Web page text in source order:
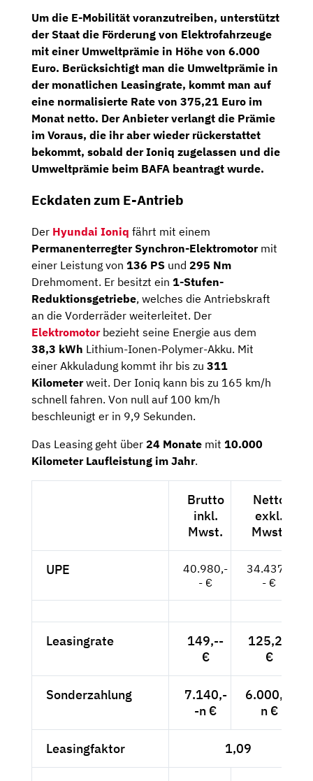
Um die E-Mobilität voranzutreiben, unterstützt
der Staat die Förderung von Elektrofahrzeuge
mit einer Umweltprämie in Höhe von 6.000
Euro. Berücksichtigt man die Umweltprämie in
der monatlichen Leasingrate, kommt man auf
eine normalisierte Rate von 375,21 Euro im
Monat netto. Der Anbieter verlangt die Prämie
im Voraus, die ihr aber wieder rückerstattet
bekommt, sobald der Ioniq zugelassen und die
Umweltprämie beim BAFA beantragt wurde.
Eckdaten zum E-Antrieb
Der Hyundai Ioniq fährt mit einem
Permanenterregter Synchron-Elektromotormit
einer Leistung von 136 PS und 295 Nm
Drehmoment. Er besitzt ein 1-Stufen-
Reduktionsgetriebe, welches die Antriebskraft
an die Vorderräder weiterleitet. Der
Elektromotorbezieht seine Energie aus dem
38,3 kWh Lithium-Ionen-Polymer-Akku. Mit
einer Akkuladung kommt ihr bis zu 311
Kilometerweit. Der Ioniq kann bis zu 165 km/h
schnell fahren. Von null auf 100 km/h
beschleunigt er in 9,9 Sekunden.
Das Leasing geht über 24 Monate mit 10.000
Kilometer Laufleistung im Jahr.
Brutto
inkl.
Mwst.
Netto
exkl.
Mwst.
UPE
40.980,-
- €
34.437,-
- €
Leasingrate
149,--
€
125,21
€
Sonderzahlung
7.140,-
-n €
6.000,--
n €
Leasingfaktor 1,09